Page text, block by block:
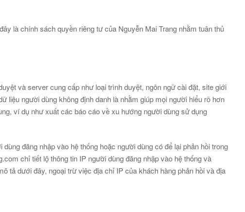
là chính sách quyền riêng tư của Nguyễn Mai Trang nhằm tuân thủ
và server cung cấp như loại trình duyệt, ngôn ngữ cài đặt, site giới
liệu người dùng không định danh là nhằm giúp mọi người hiểu rõ hơn
ví dụ như xuất các báo cáo về xu hướng người dùng sử dụng
đăng nhập vào hệ thống hoặc người dùng có để lại phản hồi trong
chỉ tiết lộ thông tin IP người dùng đăng nhập vào hệ thống và
tả dưới đây, ngoại trừ việc địa chỉ IP của khách hàng phản hồi và địa